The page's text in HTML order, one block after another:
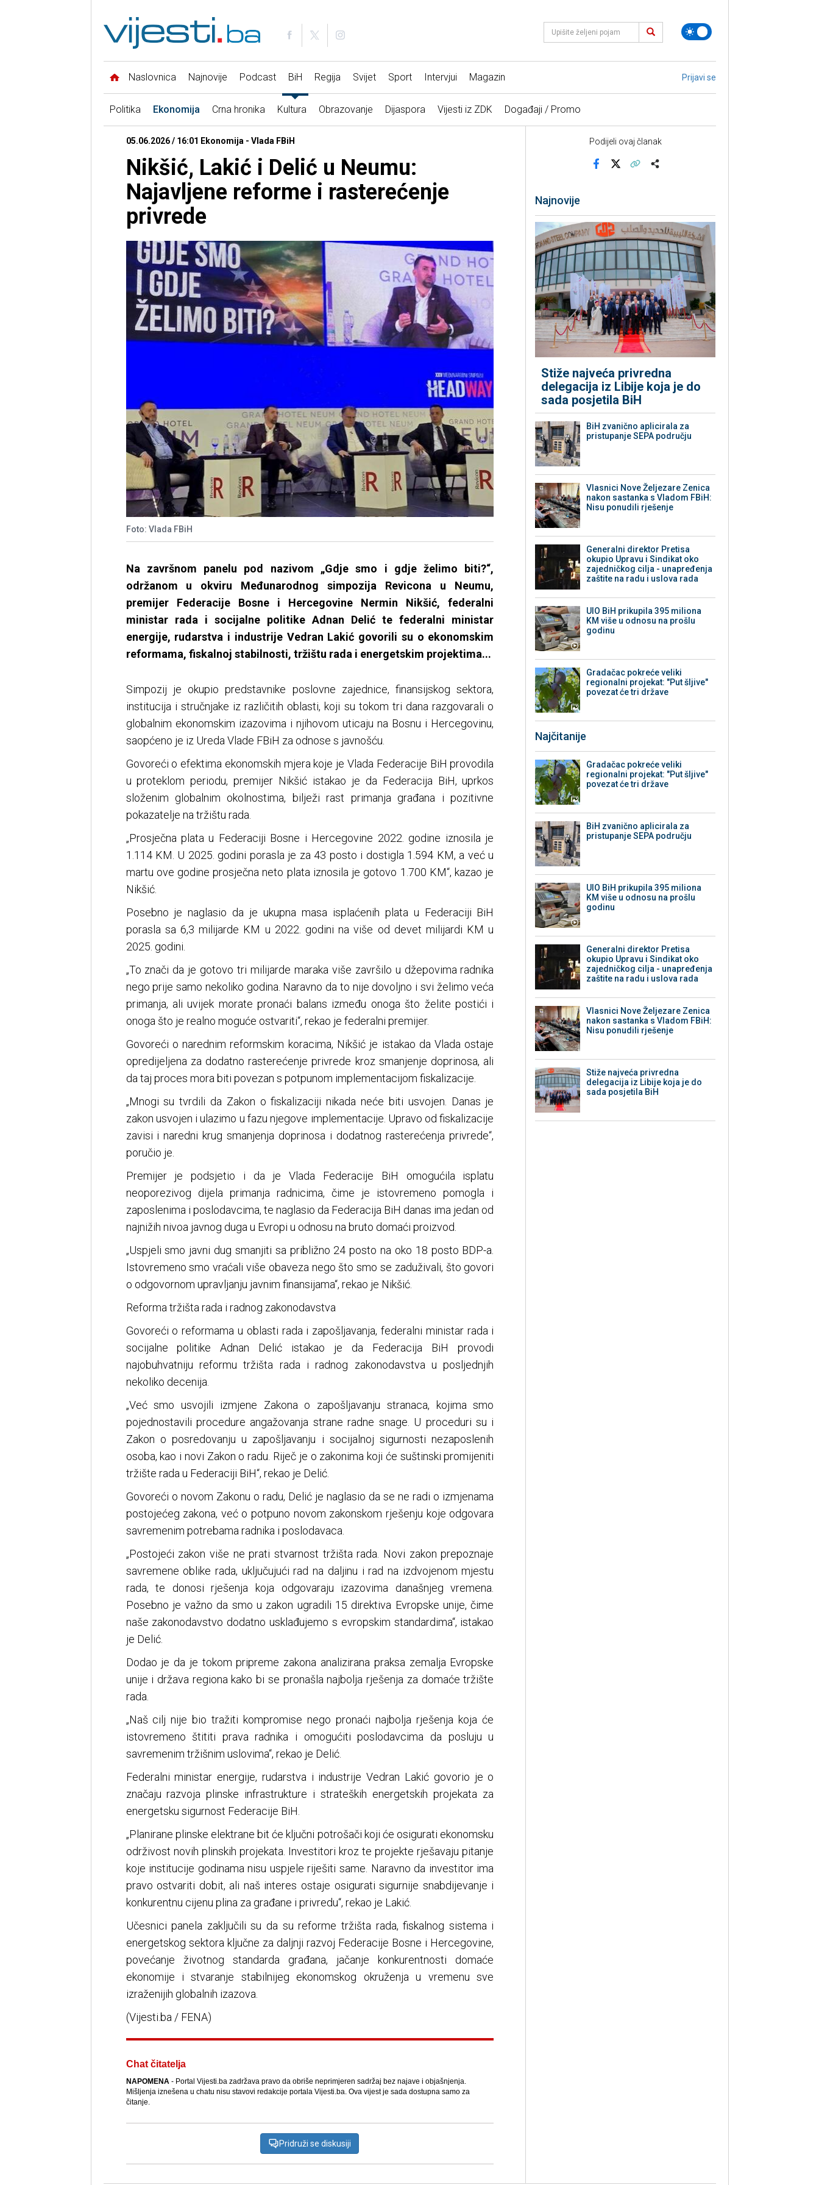
Naslovnica Najnovije Podcast BiH Regija Svijet Sport Intervjui Magazin Prijavi se
Politika Ekonomija Crna hronika Kultura Obrazovanje Dijaspora Vijesti iz ZDK Događaji / Promo
05.06.2026 / 16:01 Ekonomija - Vlada FBiH
Nikšić, Lakić i Delić u Neumu:
Najavljene reforme i rasterećenje
privrede
Foto: Vlada FBiH
Na završnom panelu pod nazivom „Gdje smo i gdje želimo biti?“,
održanom u okviru Međunarodnog simpozija Revicona u Neumu,
premijer Federacije Bosne i Hercegovine Nermin Nikšić, federalni
ministar rada i socijalne politike Adnan Delić te federalni ministar
energije, rudarstva i industrije Vedran Lakić govorili su o ekonomskim
reformama, fiskalnoj stabilnosti, tržištu rada i energetskim projektima...
Simpozij je okupio predstavnike poslovne zajednice, finansijskog sektora,
institucija i stručnjake iz različitih oblasti, koji su tokom tri dana razgovarali o
globalnim ekonomskim izazovima i njihovom uticaju na Bosnu i Hercegovinu,
saopćeno je iz Ureda Vlade FBiH za odnose s javnošću.
Govoreći o efektima ekonomskih mjera koje je Vlada Federacije BiH provodila
u proteklom periodu, premijer Nikšić istakao je da Federacija BiH, uprkos
složenim globalnim okolnostima, bilježi rast primanja građana i pozitivne
pokazatelje na tržištu rada.
„Prosječna plata u Federaciji Bosne i Hercegovine 2022. godine iznosila je
1.114 KM. U 2025. godini porasla je za 43 posto i dostigla 1.594 KM, a već u
martu ove godine prosječna neto plata iznosila je gotovo 1.700 KM“, kazao je
Nikšić.
Posebno je naglasio da je ukupna masa isplaćenih plata u Federaciji BiH
porasla sa 6,3 milijarde KM u 2022. godini na više od devet milijardi KM u
2025. godini.
„To znači da je gotovo tri milijarde maraka više završilo u džepovima radnika
nego prije samo nekoliko godina. Naravno da to nije dovoljno i svi želimo veća
primanja, ali uvijek morate pronaći balans između onoga što želite postići i
onoga što je realno moguće ostvariti“, rekao je federalni premijer.
Govoreći o narednim reformskim koracima, Nikšić je istakao da Vlada ostaje
opredijeljena za dodatno rasterećenje privrede kroz smanjenje doprinosa, ali
da taj proces mora biti povezan s potpunom implementacijom fiskalizacije.
„Mnogi su tvrdili da Zakon o fiskalizaciji nikada neće biti usvojen. Danas je
zakon usvojen i ulazimo u fazu njegove implementacije. Upravo od fiskalizacije
zavisi i naredni krug smanjenja doprinosa i dodatnog rasterećenja privrede“,
poručio je.
Premijer je podsjetio i da je Vlada Federacije BiH omogućila isplatu
neoporezivog dijela primanja radnicima, čime je istovremeno pomogla i
zaposlenima i poslodavcima, te naglasio da Federacija BiH danas ima jedan od
najnižih nivoa javnog duga u Evropi u odnosu na bruto domaći proizvod.
„Uspjeli smo javni dug smanjiti sa približno 24 posto na oko 18 posto BDP-a.
Istovremeno smo vraćali više obaveza nego što smo se zaduživali, što govori
o odgovornom upravljanju javnim finansijama“, rekao je Nikšić.
Reforma tržišta rada i radnog zakonodavstva
Govoreći o reformama u oblasti rada i zapošljavanja, federalni ministar rada i
socijalne politike Adnan Delić istakao je da Federacija BiH provodi
najobuhvatniju reformu tržišta rada i radnog zakonodavstva u posljednjih
nekoliko decenija.
„Već smo usvojili izmjene Zakona o zapošljavanju stranaca, kojima smo
pojednostavili procedure angažovanja strane radne snage. U proceduri su i
Zakon o posredovanju u zapošljavanju i socijalnoj sigurnosti nezaposlenih
osoba, kao i novi Zakon o radu. Riječ je o zakonima koji će suštinski promijeniti
tržište rada u Federaciji BiH“, rekao je Delić.
Govoreći o novom Zakonu o radu, Delić je naglasio da se ne radi o izmjenama
postojećeg zakona, već o potpuno novom zakonskom rješenju koje odgovara
savremenim potrebama radnika i poslodavaca.
„Postojeći zakon više ne prati stvarnost tržišta rada. Novi zakon prepoznaje
savremene oblike rada, uključujući rad na daljinu i rad na izdvojenom mjestu
rada, te donosi rješenja koja odgovaraju izazovima današnjeg vremena.
Posebno je važno da smo u zakon ugradili 15 direktiva Evropske unije, čime
naše zakonodavstvo dodatno usklađujemo s evropskim standardima“, istakao
je Delić.
Dodao je da je tokom pripreme zakona analizirana praksa zemalja Evropske
unije i država regiona kako bi se pronašla najbolja rješenja za domaće tržište
rada.
„Naš cilj nije bio tražiti kompromise nego pronaći najbolja rješenja koja će
istovremeno štititi prava radnika i omogućiti poslodavcima da posluju u
savremenim tržišnim uslovima“, rekao je Delić.
Federalni ministar energije, rudarstva i industrije Vedran Lakić govorio je o
značaju razvoja plinske infrastrukture i strateških energetskih projekata za
energetsku sigurnost Federacije BiH.
„Planirane plinske elektrane bit će ključni potrošači koji će osigurati ekonomsku
održivost novih plinskih projekata. Investitori kroz te projekte rješavaju pitanje
koje institucije godinama nisu uspjele riješiti same. Naravno da investitor ima
pravo ostvariti dobit, ali naš interes ostaje osigurati sigurnije snabdijevanje i
konkurentnu cijenu plina za građane i privredu“, rekao je Lakić.
Učesnici panela zaključili su da su reforme tržišta rada, fiskalnog sistema i
energetskog sektora ključne za daljnji razvoj Federacije Bosne i Hercegovine,
povećanje životnog standarda građana, jačanje konkurentnosti domaće
ekonomije i stvaranje stabilnijeg ekonomskog okruženja u vremenu sve
izraženijih globalnih izazova.
(Vijesti.ba / FENA)
Chat čitatelja
NAPOMENA- Portal Vijesti.ba zadržava pravo da obriše neprimjeren sadržaj bez najave i objašnjenja.
Mišljenja iznešena u chatu nisu stavovi redakcije portala Vijesti.ba. Ova vijest je sada dostupna samo za
čitanje.
Pridruži se diskusiji
Podijeli ovaj članak
Najnovije
Stiže najveća privredna
delegacija iz Libije koja je do
sada posjetila BiH
BiH zvanično aplicirala za
pristupanje SEPA području
Vlasnici Nove Željezare Zenica
nakon sastanka s Vladom FBiH:
Nisu ponudili rješenje
Generalni direktor Pretisa
okupio Upravu i Sindikat oko
zajedničkog cilja - unapređenja
zaštite na radu i uslova rada
UIO BiH prikupila 395 miliona
KM više u odnosu na prošlu
godinu
Gradačac pokreće veliki
regionalni projekat: "Put šljive"
povezat će tri države
Najčitanije
Gradačac pokreće veliki
regionalni projekat: "Put šljive"
povezat će tri države
BiH zvanično aplicirala za
pristupanje SEPA području
UIO BiH prikupila 395 miliona
KM više u odnosu na prošlu
godinu
Generalni direktor Pretisa
okupio Upravu i Sindikat oko
zajedničkog cilja - unapređenja
zaštite na radu i uslova rada
Vlasnici Nove Željezare Zenica
nakon sastanka s Vladom FBiH:
Nisu ponudili rješenje
Stiže najveća privredna
delegacija iz Libije koja je do
sada posjetila BiH